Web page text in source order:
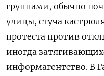
группами, обычно
улицы, стуча
протеста против
иногда
информагентство. В